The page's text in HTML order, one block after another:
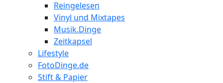
Reingelesen
Vinyl und Mixtapes
Musik.Dinge
Zeitkapsel
Lifestyle
FotoDinge.de
Stift & Papier